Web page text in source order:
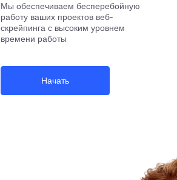
Мы обеспечиваем бесперебойную
работу ваших проектов веб-
скрейпинга с высоким уровнем
времени работы
Начать